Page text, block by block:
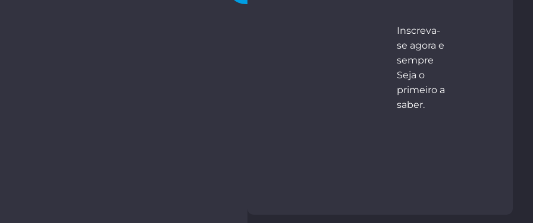
Inscreva-
se agora e
sempre
Seja o
primeiro a
saber.